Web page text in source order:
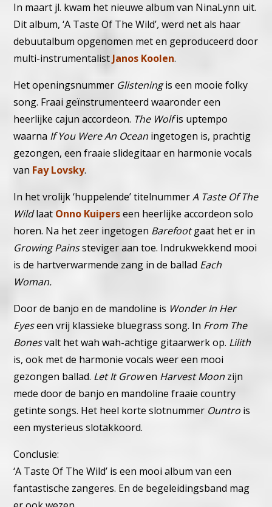
In maart jl. kwam het nieuwe album van NinaLynn uit.
Dit album, ‘A Taste Of The Wild’,werd net als haar
debuutalbum opgenomen met en geproduceerd door
multi-instrumentalist Janos Koolen.
Het openingsnummer Glisteningis een mooie folky
song. Fraai geïnstrumenteerd waaronder een
heerlijke cajun accordeon. The Wolfis uptempo
waarna If You Were An Ocean ingetogen is, prachtig
gezongen, een fraaie slidegitaar en harmonie vocals
van Fay Lovsky.
In het vrolijk ‘huppelende’ titelnummerA Taste Of The
Wildlaat Onno Kuipers een heerlijke accordeon solo
horen. Na het zeer ingetogen Barefootgaat het er in
Growing Painssteviger aan toe. Indrukwekkend mooi
is de hartverwarmende zang in de ballad Each
Woman.
Door de banjo en de mandoline is Wonder In Her
Eyeseen vrij klassieke bluegrass song. In From The
Bonesvalt het wah wah-achtige gitaarwerk op. Lilith
is, ook met de harmonie vocals weer een mooi
gezongen ballad. Let It Growen Harvest Moon zijn
mede door de banjo en mandoline fraaie country
getinte songs. Het heel korte slotnummer Ountro is
een mysterieus slotakkoord.
Conclusie:
‘A Taste Of The Wild’ is een mooi album van een
fantastische zangeres. En de begeleidingsband mag